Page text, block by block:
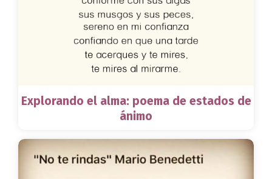
Explorando el alma: poema de estados de
ánimo